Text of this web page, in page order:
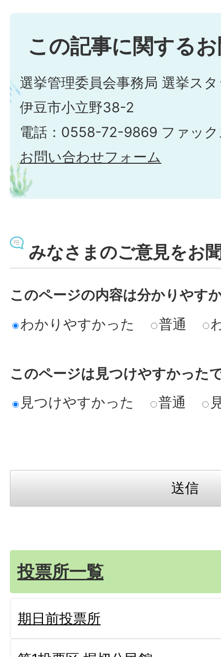
この記事に関する
選挙管理委員会事務局 選挙ス
伊豆市小立野38-2
電話：0558-72-9869 ファッ
お問い合わせフォーム
みなさまのご意見をお
このページの内容は分かりやす
わかりやすかった
普通
このページは見つけやすかった
見つけやすかった
普通
投票所一覧
期日前投票所